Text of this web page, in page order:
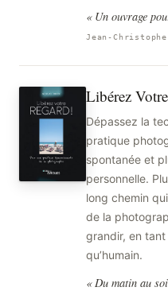
« Un ouvrage
Jean-
Libérez
Dépassez la
pratique
spontanée et
personnelle.
long chemin
de la
grandir, en
qu’humain.
« Du matin au